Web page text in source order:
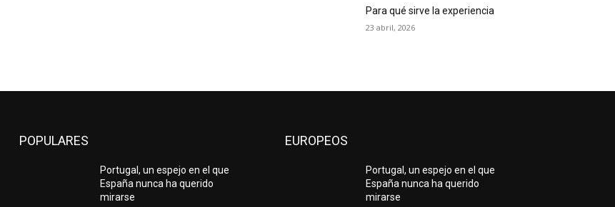
Para qué sirve la experiencia
23 abril, 2026
POPULARES
Portugal, un espejo en el que
España nunca ha querido
mirarse
EUROPEOS
Portugal, un espejo en el que
España nunca ha querido
mirarse